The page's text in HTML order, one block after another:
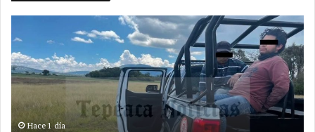
a
tres
en
acatzingo
excavaciones
ilegalesHace 1 día
en